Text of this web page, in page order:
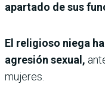
apartado de sus
El religioso niega
agresión sexual,
mujeres.